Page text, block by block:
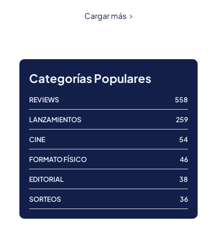
Cargar más
Categorías Populares
REVIEWS 558
LANZAMIENTOS 259
CINE 54
FORMATO FÍSICO 46
EDITORIAL 38
SORTEOS 36